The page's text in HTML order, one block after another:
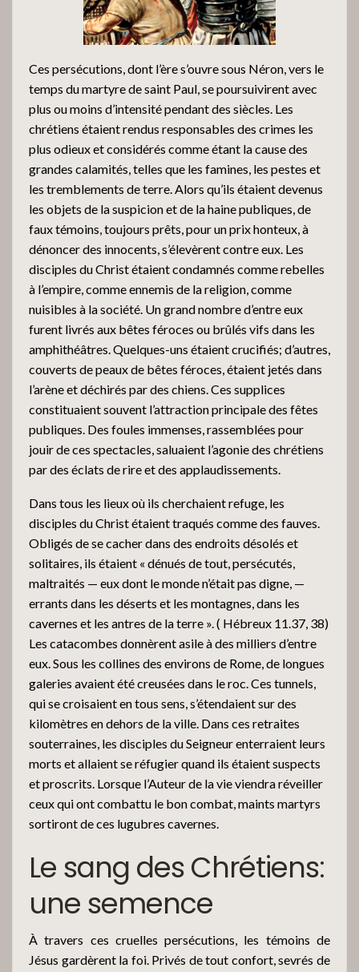
Ces persécutions, dont l’ère s’ouvre sous Néron, vers le
temps du martyre de saint Paul, se poursuivirent avec
plus ou moins d’intensité pendant des siècles. Les
chrétiens étaient rendus responsables des crimes les
plus odieux et considérés comme étant la cause des
grandes calamités, telles que les famines, les pestes et
les tremblements de terre. Alors qu’ils étaient devenus
les objets de la suspicion et de la haine publiques, de
faux témoins, toujours prêts, pour un prix honteux, à
dénoncer des innocents, s’élevèrent contre eux. Les
disciples du Christ étaient condamnés comme rebelles
à l’empire, comme ennemis de la religion, comme
nuisibles à la société. Un grand nombre d’entre eux
furent livrés aux bêtes féroces ou brûlés vifs dans les
amphithéâtres. Quelques-uns étaient crucifiés; d’autres,
couverts de peaux de bêtes féroces, étaient jetés dans
l’arène et déchirés par des chiens. Ces supplices
constituaient souvent l’attraction principale des fêtes
publiques. Des foules immenses, rassemblées pour
jouir de ces spectacles, saluaient l’agonie des chrétiens
par des éclats de rire et des applaudissements.
Dans tous les lieux où ils cherchaient refuge, les
disciples du Christ étaient traqués comme des fauves.
Obligés de se cacher dans des endroits désolés et
solitaires, ils étaient « dénués de tout, persécutés,
maltraités — eux dont le monde n’était pas digne, —
errants dans les déserts et les montagnes, dans les
cavernes et les antres de la terre ». ( Hébreux 11.37, 38)
Les catacombes donnèrent asile à des milliers d’entre
eux. Sous les collines des environs de Rome, de longues
galeries avaient été creusées dans le roc. Ces tunnels,
qui se croisaient en tous sens, s’étendaient sur des
kilomètres en dehors de la ville. Dans ces retraites
souterraines, les disciples du Seigneur enterraient leurs
morts et allaient se réfugier quand ils étaient suspects
et proscrits. Lorsque l’Auteur de la vie viendra réveiller
ceux qui ont combattu le bon combat, maints martyrs
sortiront de ces lugubres cavernes.
Le sang des Chrétiens:
une semence
À travers ces cruelles persécutions, les témoins de
Jésus gardèrent la foi. Privés de tout confort, sevrés de